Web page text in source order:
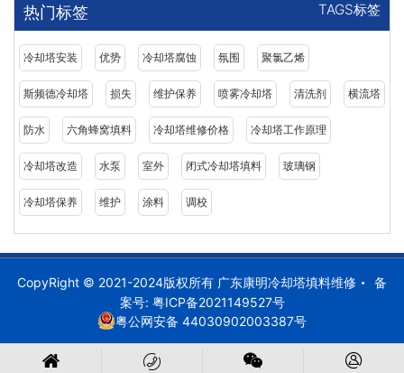
热门标签 TAGS标签
冷却塔安装 优势 冷却塔腐蚀 氛围 聚氯乙烯
斯频德冷却塔 损失 维护保养 喷雾冷却塔 清洗剂 横流塔
防水 六角蜂窝填料 冷却塔维修价格 冷却塔工作原理
冷却塔改造 水泵 室外 闭式冷却塔填料 玻璃钢
冷却塔保养 维护 涂料 调校
CopyRight © 2021-2024版权所有 广东康明冷却塔填料维修
备
案号: 粤ICP备2021149527号
粤公网安备 44030902003387号